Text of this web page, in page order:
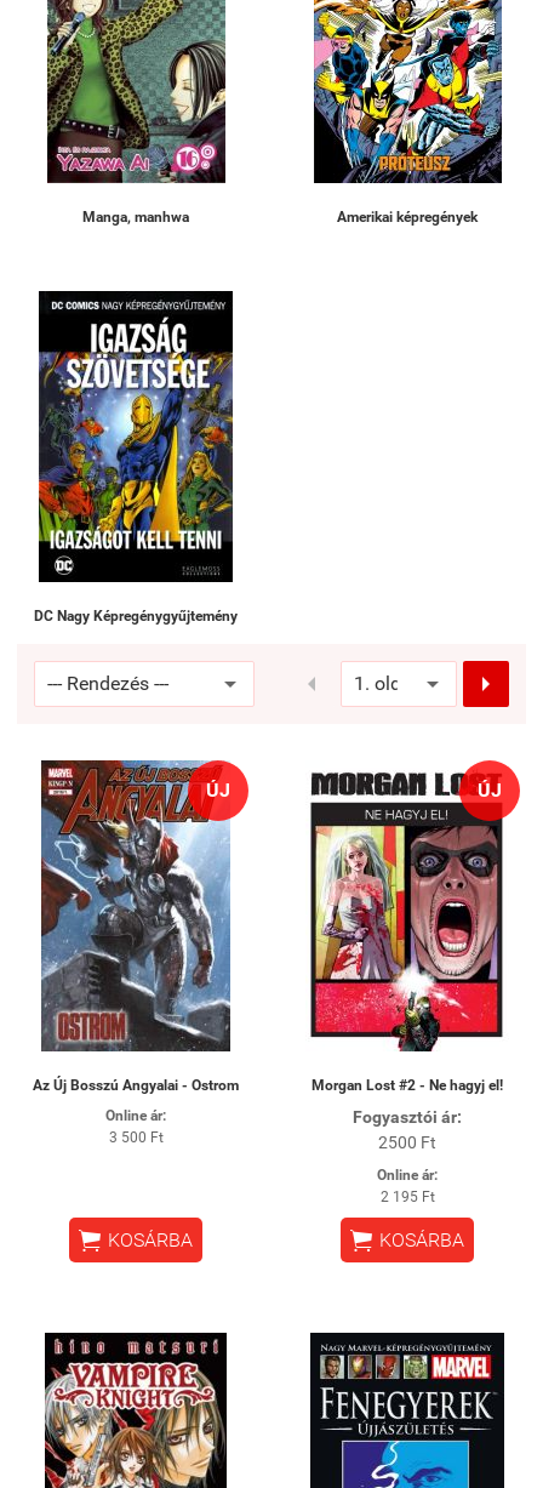
Manga, manhwa Amerikai képregények
DC Nagy Képregénygyűjtemény
 
ÚJ
Az Új Bosszú Angyalai - Ostrom
Online ár:
3 500 Ft
 KOSÁRBA
ÚJ
Morgan Lost #2 - Ne hagyj el!
Fogyasztói ár:
2500 Ft
Online ár:
2 195 Ft
 KOSÁRBA